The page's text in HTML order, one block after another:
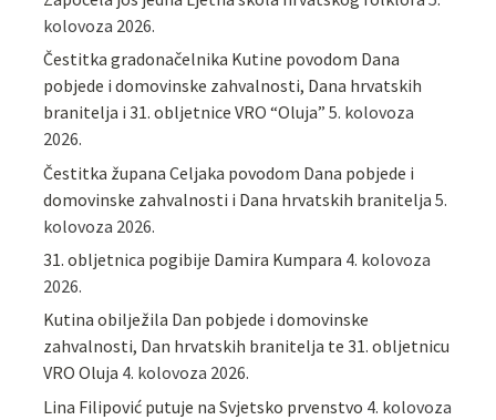
kolovoza 2026.
Čestitka gradonačelnika Kutine povodom Dana
pobjede i domovinske zahvalnosti, Dana hrvatskih
branitelja i 31. obljetnice VRO “Oluja” 5. kolovoza
2026.
Čestitka župana Celjaka povodom Dana pobjede i
domovinske zahvalnosti i Dana hrvatskih branitelja 5.
kolovoza 2026.
31. obljetnica pogibije Damira Kumpara 4. kolovoza
2026.
Kutina obilježila Dan pobjede i domovinske
zahvalnosti, Dan hrvatskih branitelja te 31. obljetnicu
VRO Oluja 4. kolovoza 2026.
Lina Filipović putuje na Svjetsko prvenstvo 4. kolovoza